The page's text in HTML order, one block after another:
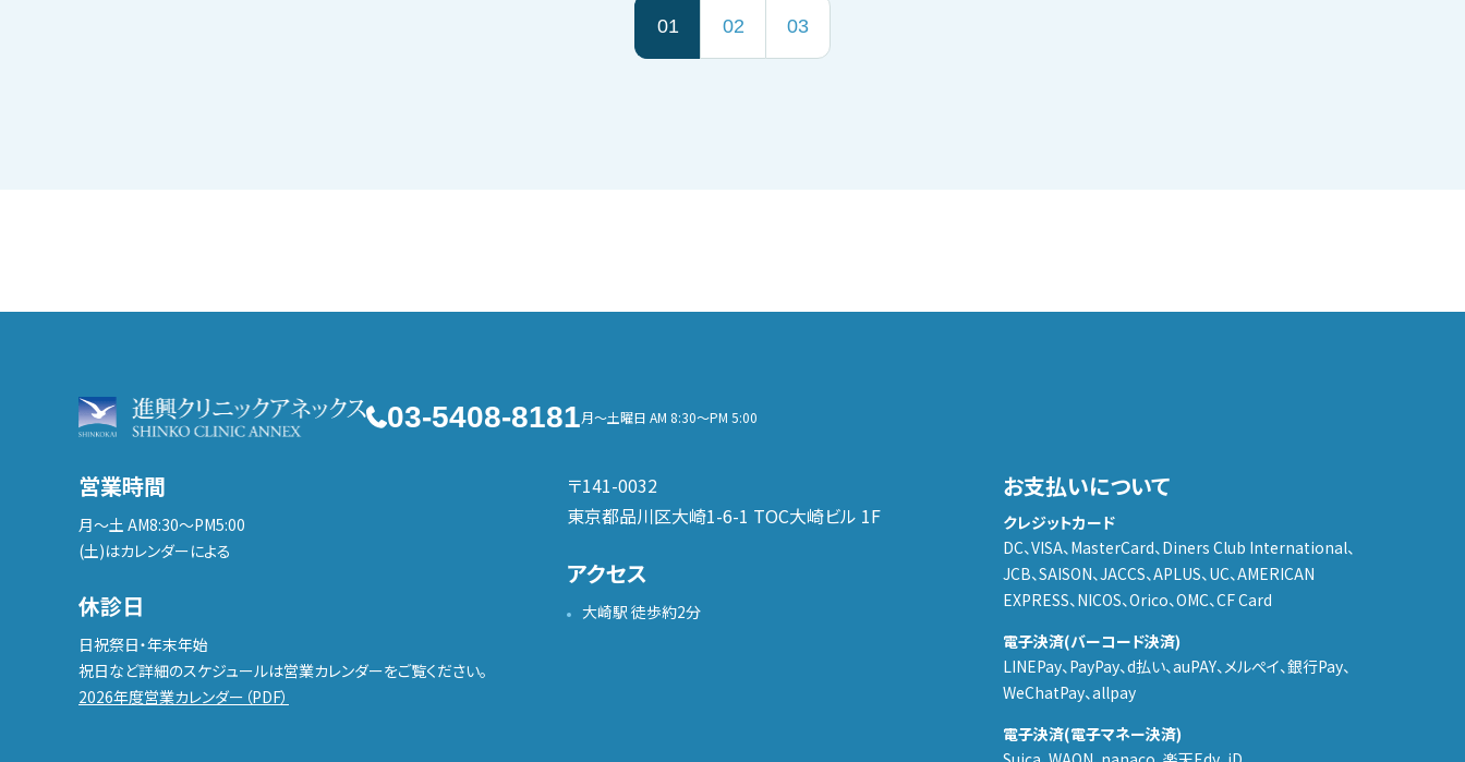
01 02 03
03-5408-8181月～土曜日 AM 8:30～PM 5:00
営業時間
月〜土 AM8:30〜PM5:00
(土)はカレンダーによる
休診日
日祝祭日・年末年始
祝日など詳細のスケジュールは営業カレンダーをご覧ください。
2026年度営業カレンダー（PDF）
〒141-0032
東京都品川区大崎1-6-1 TOC大崎ビル 1F
アクセス
大崎駅 徒歩約2分
お支払いについて
クレジットカード
DC、VISA、MasterCard、Diners Club International、
JCB、SAISON、JACCS、APLUS、UC、AMERICAN
EXPRESS、NICOS、Orico、OMC、CF Card
電子決済(バーコード決済)
LINEPay、PayPay、d払い、auPAY、メルぺイ、銀行Pay、
WeChatPay、allpay
電子決済(電子マネー決済)